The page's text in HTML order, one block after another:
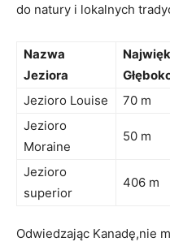
do⁢ natury i ‌lokalnych⁣
Nazwa
Jeziora
Jezioro‌ Louise 70 m
Jezioro
Moraine
50 ⁢m
Jezioro
superior
406 m
Odwiedzając​ Kanadę,nie